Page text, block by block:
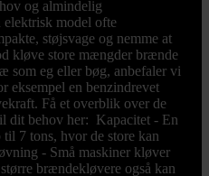
og almindelig
elektrisk model ofte
støjsvage og nemme at
kløve store mængder brænde
som eg eller bøg, anbefaler vi
eksempel en benzindrevet
Få et overblik over de
dit behov her: Kapacitet - En
7 tons, hvor de store kan
- Små maskiner kløver
brændekløvere også kan